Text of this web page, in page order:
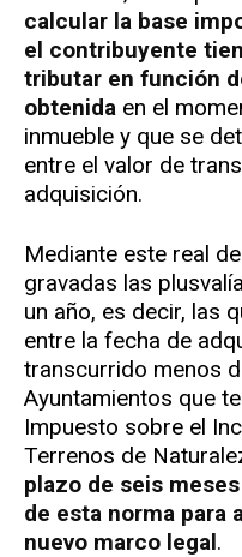
calcular la base
el contribuyente
tributar en función
obtenida en el
inmueble y que se
entre el valor de
adquisición.
Mediante este real
gravadas las
un año, es decir, las
entre la fecha de
transcurrido menos
Ayuntamientos que
Impuesto sobre el
Terrenos de
plazo de seis
de esta norma para
nuevo marco legal.